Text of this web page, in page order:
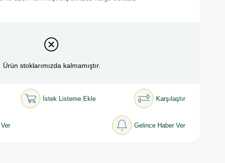
Ürün stoklarımızda kalmamıştır.
İstek Listeme Ekle Karşılaştır
Gelince Haber Ver